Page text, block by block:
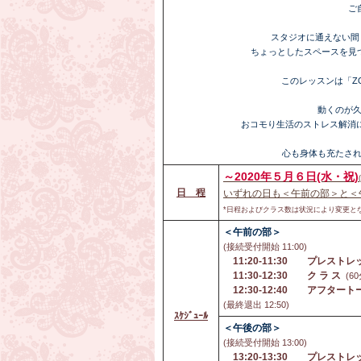
ご
スタジオに通えない
ちょっとしたスペースを
このレッスンは「
動くのが
おコモり生活のストレス解消
心も身体も充たさ
日 程
～2020年５月６日(水・祝)
いずれの日も＜午前の部＞と
*日程およびクラス数は状況により変更と
ｽｹｼﾞｭｰﾙ
＜午前の部＞
(接続受付開始 11:00)
11:20-11:30 プレストレ
11:30-12:30 ク ラ ス (60
12:30-12:40 アフタート
(最終退出 12:50)
＜午後の部＞
(接続受付開始 13:00)
13:20-13:30 プレストレ